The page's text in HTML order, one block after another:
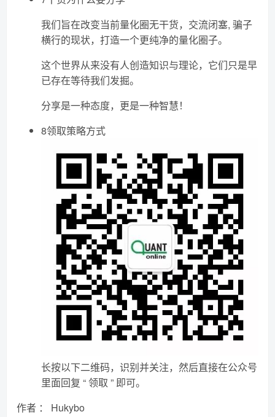
我们旨在改变当前量化圈无干货，交流闭塞, 骗子
横行的现状，打造一个更纯净的量化圈子。
这个世界从来没有人创造知识与理论，它们只是早
已存在等待我们发掘。
分享是一种态度，更是一种智慧！
8领取策略方式
长按以下二维码，识别并关注，然后直接在公众号
里面回复 “ 领取 ” 即可。
作者 ： Hukybo